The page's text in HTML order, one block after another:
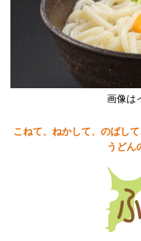
画像は
こねて、ねかして、のばし
うどん